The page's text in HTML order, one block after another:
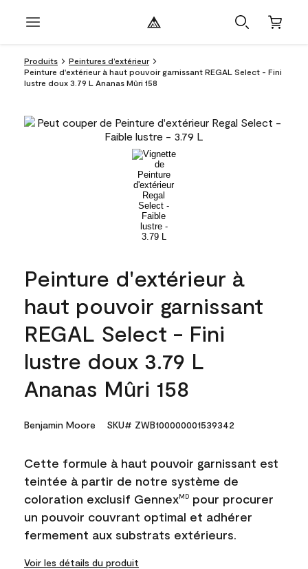
Produits
Peintures d’extérieur
Peinture d'extérieur à haut pouvoir garnissant REGAL Select - Fini
lustre doux 3.79 L Ananas Mûri 158
Peinture d'extérieur à
haut pouvoir garnissant
REGAL Select - Fini
lustre doux 3.79 L
Ananas Mûri 158
Benjamin Moore SKU# ZWB100000001539342
Cette formule à haut pouvoir garnissant est
teintée à partir de notre système de
coloration exclusif GennexMD pour procurer
un pouvoir couvrant optimal et adhérer
fermement aux substrats extérieurs.
Voir les détails du produit